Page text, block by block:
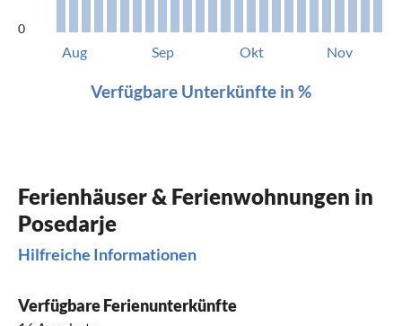
0
Aug Sep Okt Nov
Verfügbare Unterkünfte in %
Ferienhäuser & Ferienwohnungen in
Posedarje
Hilfreiche Informationen
Verfügbare Ferienunterkünfte